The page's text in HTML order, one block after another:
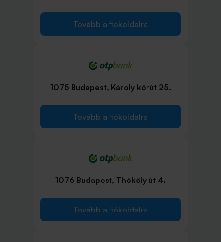
Tovább a fiókoldalra
1075 Budapest, Károly körút 25.
Tovább a fiókoldalra
1076 Budapest, Thököly út 4.
Tovább a fiókoldalra